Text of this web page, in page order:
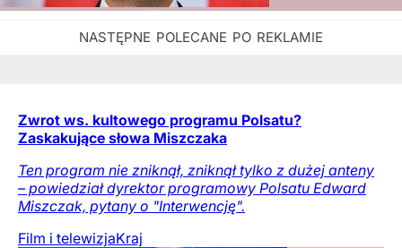
Zwrot ws. kultowego programu Polsatu?
Zaskakujące słowa Miszczaka
Ten program nie zniknął, zniknął tylko z dużej anteny
– powiedział dyrektor programowy Polsatu Edward
Miszczak, pytany o "Interwencję".
Film i telewizjaKraj